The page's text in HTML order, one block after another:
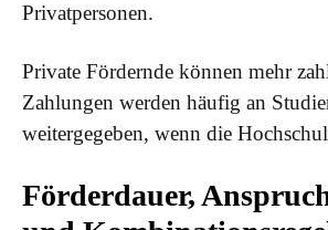
Privatpersonen.
Private Fördernde können mehr
Zahlungen werden häufig an
weitergegeben, wenn die
Förderdauer,